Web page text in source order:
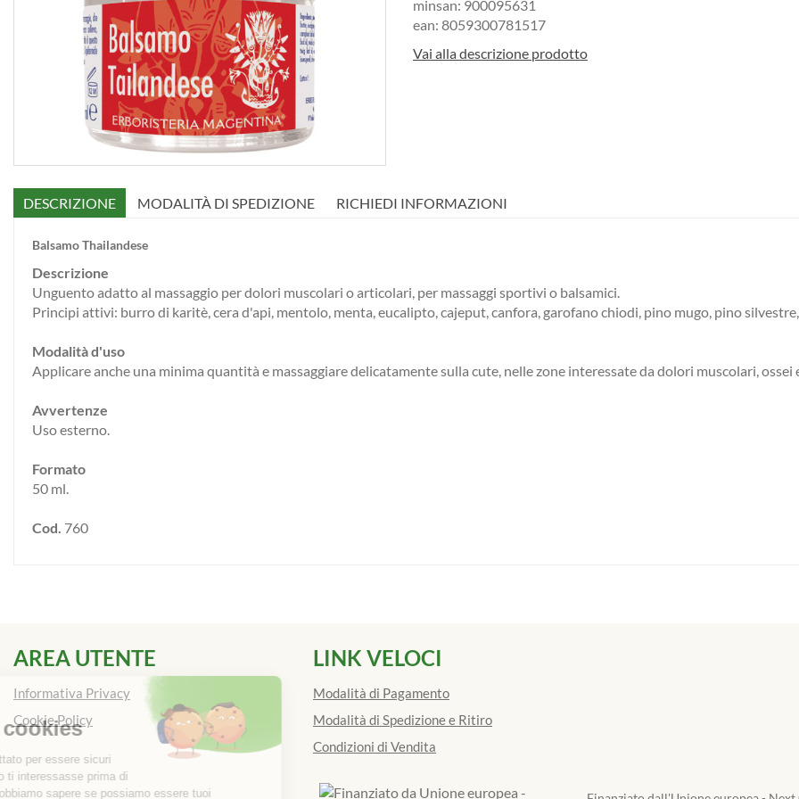
minsan: 900095631
ean: 8059300781517
Vai alla descrizione prodotto
DESCRIZIONE MODALITÀ DI SPEDIZIONE RICHIEDI INFORMAZIONI
Balsamo Thailandese
Descrizione
Unguento adatto al massaggio per dolori muscolari o articolari, per massaggi sportivi o balsamici.
Principi attivi: burro di karitè, cera d'api, mentolo, menta, eucalipto, cajeput, canfora, garofano chiodi, pino mugo, pino
Modalità d'uso
Applicare anche una minima quantità e massaggiare delicatamente sulla cute, nelle zone interessate da dolori muscolari, ossei
Avvertenze
Uso esterno.
Formato
50 ml.
Cod. 760
AREA UTENTE
Informativa Privacy
Cookie Policy
LINK VELOCI
Modalità di Pagamento
Modalità di Spedizione e Ritiro
Condizioni di Vendita